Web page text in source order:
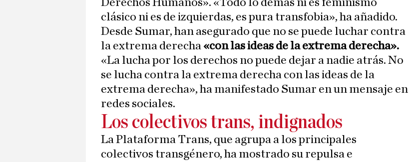
Derechos Humanos». «Todo lo demás ni es feminismo
clásico ni es de izquierdas, es pura transfobia», ha añadido.
Desde Sumar, han asegurado que no se puede luchar contra
la extrema derecha «con las ideas de la extrema derecha».
«La lucha por los derechos no puede dejar a nadie atrás. No
se lucha contra la extrema derecha con las ideas de la
extrema derecha», ha manifestado Sumar en un mensaje en
redes sociales.
Los colectivos trans, indignados
La Plataforma Trans, que agrupa a los principales
colectivos transgénero, ha mostrado su repulsa e